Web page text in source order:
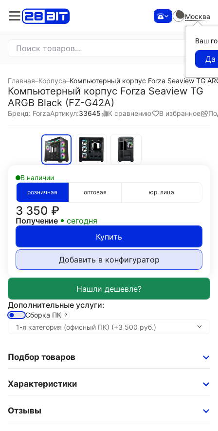
Москва
Ваш
Главная–Корпуса–Компьютерный корпус Forza Seaview TG
Компьютерный корпус Forza Seaview TG
ARGB Black (FZ-G42A)
Бренд: ForzaАртикул:33645 К сравнению В избранное
В наличии
розничная оптовая юр. лица
3 350 ₽
Получение
сегодня
Купить
Добавить в конфигуратор
Дополнительные услуги:
Сборка ПК
Подбор товаров
Характеристики
Отзывы